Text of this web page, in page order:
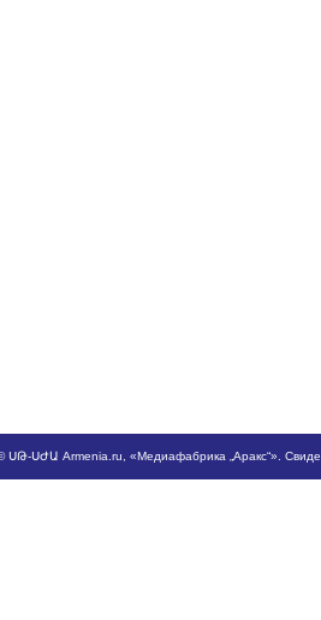
ՍԹ-ՍԺԱ Armenia.ru , «Медиафабрика „Аракс“».